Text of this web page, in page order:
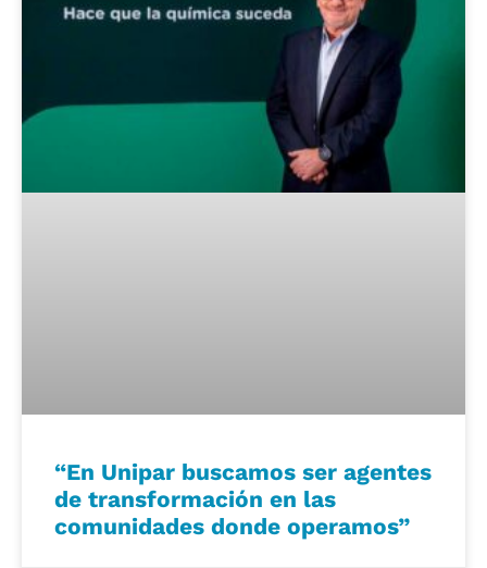
“En Unipar buscamos ser agentes
de transformación en las
comunidades donde operamos”